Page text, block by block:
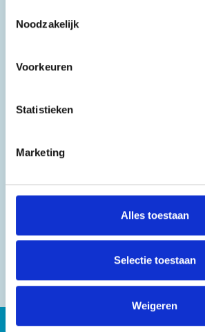
Noodzakelijk
Voorkeuren
Statistieken
Marketing
Alles toestaan
Selectie toestaan
Weigeren
teruggevallen kan worden als
voor een veilig leef- en
schoolprofessionals. Dit vinden